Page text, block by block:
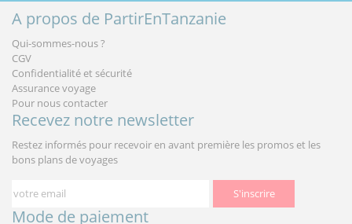
A propos de PartirEnTanzanie
Qui-sommes-nous ?
CGV
Confidentialité et sécurité
Assurance voyage
Pour nous contacter
Recevez notre newsletter
Restez informés pour recevoir en avant première les promos et les
bons plans de voyages
S'inscrire
Mode de paiement